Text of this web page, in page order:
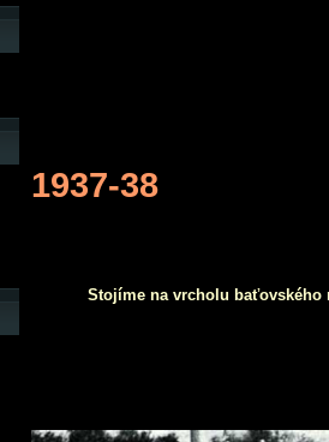
1937-38
Stojíme na vrcholu baťovského